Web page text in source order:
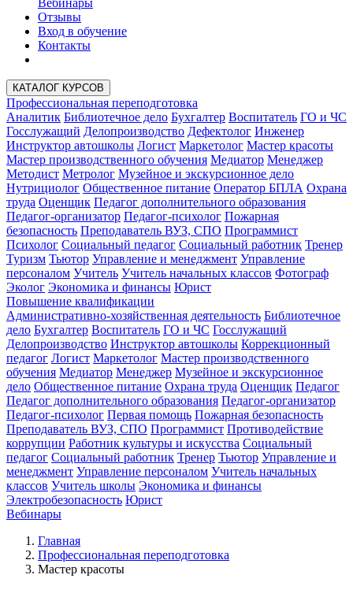
Вебинары
Отзывы
Вход в обучение
Контакты
КАТАЛОГ КУРСОВ
Профессиональная переподготовка
Аналитик Библиотечное дело Бухгалтер Воспитатель ГО и ЧС
Госслужащий Делопроизводство Дефектолог Инженер
Инструктор автошколы Логист Маркетолог Мастер красоты
Мастер производственного обучения Медиатор Менеджер
Методист Метролог Музейное и экскурсионное дело
Нутрициолог Общественное питание Оператор БПЛА Охрана
труда Оценщик Педагог дополнительного образования
Педагог-организатор Педагог-психолог Пожарная
безопасность Преподаватель ВУЗ, СПО Программист
Психолог Социальный педагог Социальный работник Тренер
Туризм Тьютор Управление и менеджмент Управление
персоналом Учитель Учитель начальных классов Фотограф
Эколог Экономика и финансы Юрист
Повышение квалификации
Административно-хозяйственная деятельность Библиотечное
дело Бухгалтер Воспитатель ГО и ЧС Госслужащий
Делопроизводство Инструктор автошколы Коррекционный
педагог Логист Маркетолог Мастер производственного
обучения Медиатор Менеджер Музейное и экскурсионное
дело Общественное питание Охрана труда Оценщик Педагог
Педагог дополнительного образования Педагог-организатор
Педагог-психолог Первая помощь Пожарная безопасность
Преподаватель ВУЗ, СПО Программист Противодействие
коррупции Работник культуры и искусства Социальный
педагог Социальный работник Тренер Тьютор Управление и
менеджмент Управление персоналом Учитель начальных
классов Учитель школы Экономика и финансы
Электробезопасность Юрист
Вебинары
Главная
Профессиональная переподготовка
Мастер красоты